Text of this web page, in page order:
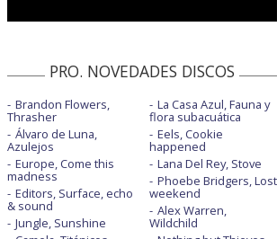
PRO. NOVEDADES DISCOS
Brandon Flowers,
Thrasher
Álvaro de Luna,
Azulejos
Europe, Come this
madness
Editors, Surface, echo
& sound
Jungle, Sunshine
La Casa Azul, Fauna y
flora subacuática
Eels, Cookie
happened
Lana Del Rey, Stove
Phoebe Bridgers, Lost
weekend
Alex Warren,
Wildchild